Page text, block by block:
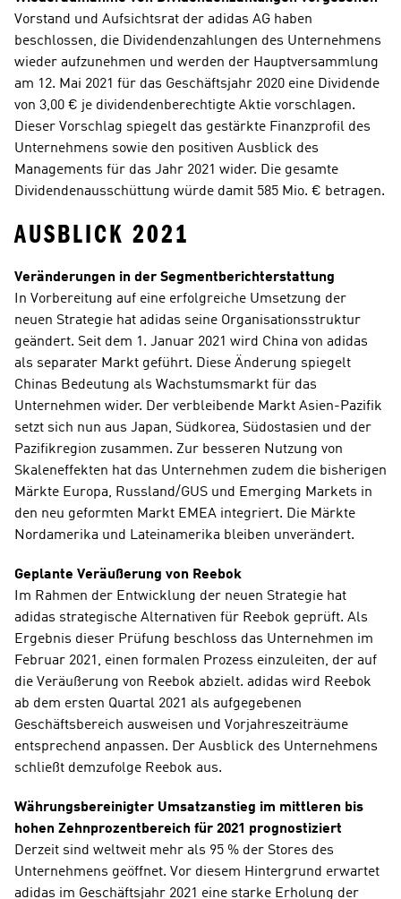
Vorstand und Aufsichtsrat der adidas AG haben
beschlossen, die Dividendenzahlungen des Unternehmens
wieder aufzunehmen und werden der Hauptversammlung
am 12. Mai 2021 für das Geschäftsjahr 2020 eine Dividende
von 3,00 € je dividendenberechtigte Aktie vorschlagen.
Dieser Vorschlag spiegelt das gestärkte Finanzprofil des
Unternehmens sowie den positiven Ausblick des
Managements für das Jahr 2021 wider. Die gesamte
Dividendenausschüttung würde damit 585 Mio. € betragen.
AUSBLICK 2021
Veränderungen in der Segmentberichterstattung
In Vorbereitung auf eine erfolgreiche Umsetzung der
neuen Strategie hat adidas seine Organisationsstruktur
geändert. Seit dem 1. Januar 2021 wird China von adidas
als separater Markt geführt. Diese Änderung spiegelt
Chinas Bedeutung als Wachstumsmarkt für das
Unternehmen wider. Der verbleibende Markt Asien-Pazifik
setzt sich nun aus Japan, Südkorea, Südostasien und der
Pazifikregion zusammen. Zur besseren Nutzung von
Skaleneffekten hat das Unternehmen zudem die bisherigen
Märkte Europa, Russland/GUS und Emerging Markets in
den neu geformten Markt EMEA integriert. Die Märkte
Nordamerika und Lateinamerika bleiben unverändert.
Geplante Veräußerung von Reebok
Im Rahmen der Entwicklung der neuen Strategie hat
adidas strategische Alternativen für Reebok geprüft. Als
Ergebnis dieser Prüfung beschloss das Unternehmen im
Februar 2021, einen formalen Prozess einzuleiten, der auf
die Veräußerung von Reebok abzielt. adidas wird Reebok
ab dem ersten Quartal 2021 als aufgegebenen
Geschäftsbereich ausweisen und Vorjahreszeiträume
entsprechend anpassen. Der Ausblick des Unternehmens
schließt demzufolge Reebok aus.
Währungsbereinigter Umsatzanstieg im mittleren bis
hohen Zehnprozentbereich für 2021 prognostiziert
Derzeit sind weltweit mehr als 95 % der Stores des
Unternehmens geöffnet. Vor diesem Hintergrund erwartet
adidas im Geschäftsjahr 2021 eine starke Erholung der